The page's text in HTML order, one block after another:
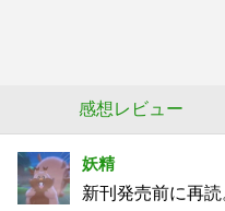
感想レビュー
妖精
新刊発売前に再